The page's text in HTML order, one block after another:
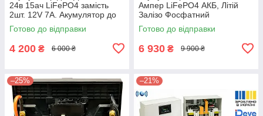
24в 15ач LiFePO4 замість
2шт. 12V 7A. Акумулятор до
УПС
Готово до відправки
4 200 ₴ 6 000 ₴
Ампер LiFePO4 АКБ, Літій
Залізо Фосфатний
Акумулятор для дому,
найкраща заміна для AGM
Готово до відправки
6 930 ₴ 9 900 ₴
–25% –21%